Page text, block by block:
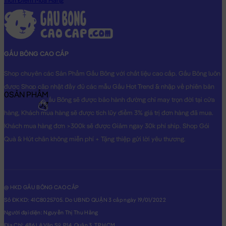
GẤU BÔNG CAO CẤP
Shop chuyên các Sản Phẩm Gấu Bông với chất liệu cao cấp. Gấu Bông luôn
được Shop cập nhật đầy đủ các mẫu Gấu Hot Trend & nhập về phiên bản
Original nhất. Gấu Bông sẽ được bảo hành đường chỉ may trọn đời tại cửa
hàng, Khách mua hàng sẽ được tích lũy điểm 3% giá trị đơn hàng đã mua.
Khách mua hàng đơn >300k sẽ được Giảm ngay 30k phí ship. Shop Gói
Quà & Hút chân không miễn phí + Tặng thiệp gửi lời yêu thương.
@ HKD GẤU BÔNG CAO CẤP
Số ĐKKD: 41C8025705. Do UBND QUẬN 3 cấp ngày 19/01/2022
Người đại diện: Nguyễn Thị Thu Hằng
0SẢN PHẨM
0₫